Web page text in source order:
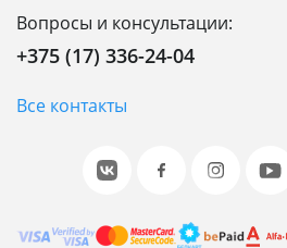
Вопросы и консультации:
+375 (17) 336-24-04
Все контакты